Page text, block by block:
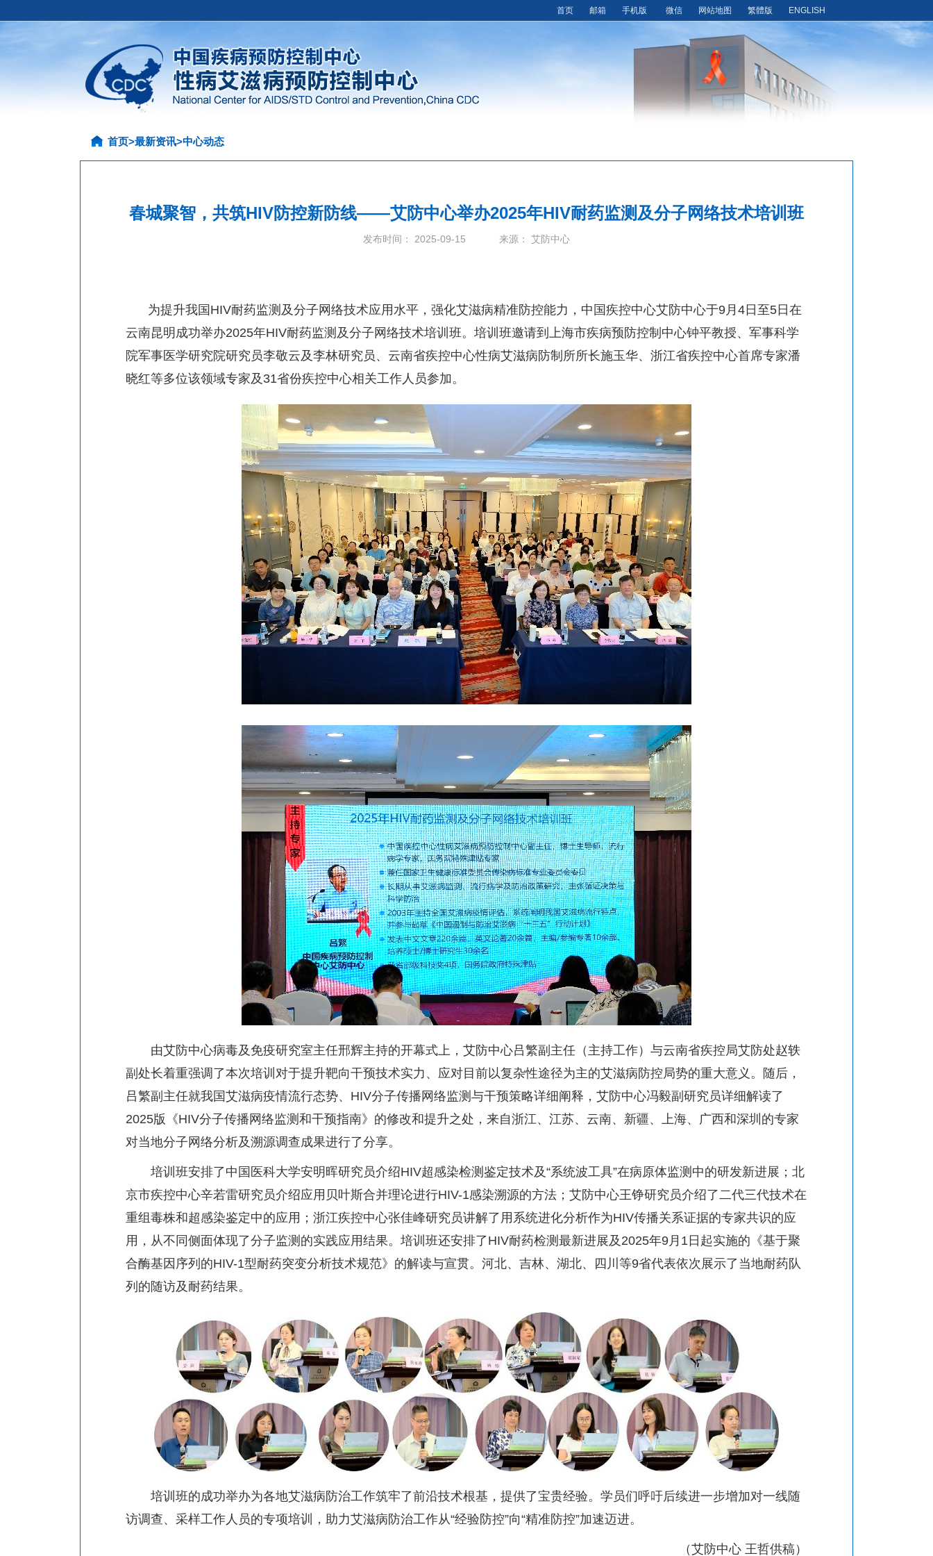
首页 邮箱 手机版 微信 网站地图 繁體版 ENGLISH
首页>最新资讯>中心动态
春城聚智，共筑HIV防控新防线——艾防中心举办2025年HIV耐药监测及分子网络技术培训班
发布时间： 2025-09-15 来源： 艾防中心
为提升我国 HIV耐药监测及分子网络技术应用水平，强化艾滋病精准防控能力，中国疾控中心艾防中心于9月 4 日至5 日在
云南昆明成功举办2025年HIV耐药监测及分子网络技术培训班。培训班邀请到上海市疾病预防控制中心钟平教授、军事科学
院军事医学研究院研究员李敬云及李林研究员、云南省疾控中心性病艾滋病防制所所长施玉华、浙江省疾控中心首席专家潘
晓红等多位该领域专家及 31省份疾控中心相关工作人员参加。
由艾防中心病毒及免疫研究室主任邢辉主持的开幕式上，艾防中心吕繁副主任（主持工作）与云南省疾控局艾防处赵轶
副处长着重强调了本次培训对于提升靶向干预技术实力、应对目前以复杂性途径为主的艾滋病防控局势的重大意义。随后，
吕繁副主任就我国艾滋病疫情流行态势、 HIV分子传播网络监测与干预策略详细阐释，艾防中心冯毅副研究员详细解读了
2025版《HIV分子传播网络监测和干预指南》的修改和提升之处，来自浙江、江苏、云南、新疆、上海、广西和深圳的专家
对当地分子网络分析及溯源调查成果进行了分享。
培训班安排了中国医科大学安明晖研究员介绍HIV超感染检测鉴定技术及“系统波工具”在病原体监测中的研发新进展；北
京市疾控中心辛若雷研究员介绍应用贝叶斯合并理论进行HIV-1感染溯源的方法；艾防中心王铮研究员介绍了二代三代技术在
重组毒株和超感染鉴定中的应用；浙江疾控中心张佳峰研究员讲解了用系统进化分析作为HIV传播关系证据的专家共识的应
用，从不同侧面体现了分子监测的实践应用结果。培训班还安排了HIV耐药检测最新进展及 2025年9月 1 日起实施的《基于聚
合酶基因序列的HIV-1型耐药突变分析技术规范》的解读与宣贯。河北、吉林、湖北、四川等9省代表依次展示了当地耐药队
列的随访及耐药结果。
培训班的成功举办为各地艾滋病防治工作筑牢了前沿技术根基，提供了宝贵经验。学员们呼吁后续进一步增加对一线随
访调查、采样工作人员的专项培训，助力艾滋病防治工作从“经验防控”向“精准防控”加速迈进。
（艾防中心 王哲供稿）